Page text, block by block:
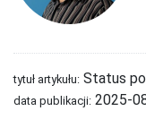
tytuł artykułu: Status
data publikacji: 2025-